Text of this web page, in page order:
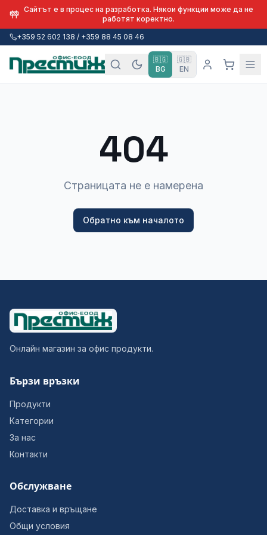
Сайтът е в процес на разработка. Някои функции може да не
работят коректно.
+359 52 602 138 / +359 88 45 08 46
🇧🇬
BG
🇬🇧
EN
404
Страницата не е намерена
Обратно към началото
Онлайн магазин за офис продукти.
Бързи връзки
Продукти
Категории
За нас
Контакти
Обслужване
Доставка и връщане
Общи условия